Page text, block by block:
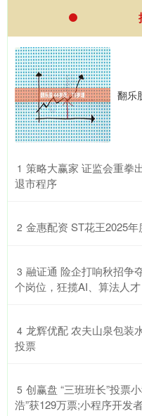
翻乐
1 策略大赢家 证监会重拳
退市程序
2 金惠配资 ST花王2025
3 融证通 险企打响秋招争
个岗位，狂揽AI、算法人才
4 龙辉优配 农夫山泉包装
投票
5 创赢盘 “三班班长”投票
浩”获129万票;小程序开发